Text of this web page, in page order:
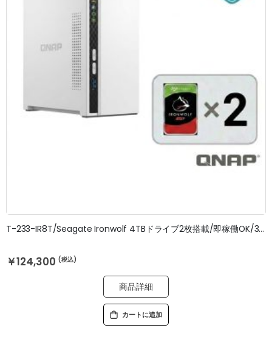
T-233-IR8T/Seagate Ironwolf 4TBドライブ2枚搭載/即稼働OK/3年無料修理保証
￥124,300
商品詳細
カートに追加